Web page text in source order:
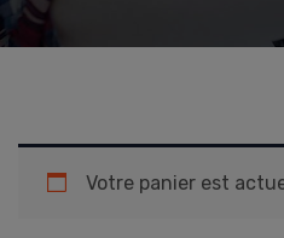
Votre panier est